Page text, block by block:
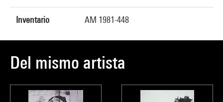
Inventario AM 1981-448
Del mismo artista